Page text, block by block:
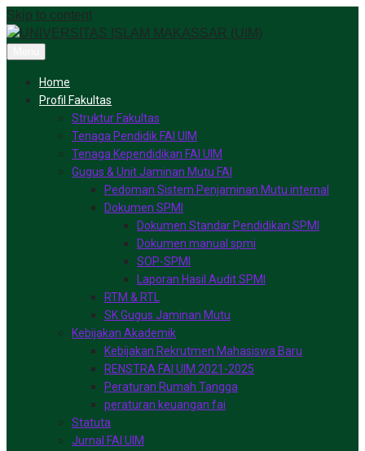
Skip to content
Home
Profil Fakultas
Struktur Fakultas
Tenaga Pendidik FAI UIM
Tenaga Kependidikan FAI UIM
Gugus & Unit Jaminan Mutu FAI
Pedoman Sistem Penjaminan Mutu internal
Dokumen SPMI
Dokumen Standar Pendidikan SPMI
Dokumen manual spmi
SOP-SPMI
Laporan Hasil Audit SPMI
RTM & RTL
SK Gugus Jaminan Mutu
Kebijakan Akademik
Kebijakan Rekrutmen Mahasiswa Baru
RENSTRA FAI UIM 2021-2025
Peraturan Rumah Tangga
peraturan keuangan fai
Statuta
Jurnal FAI UIM